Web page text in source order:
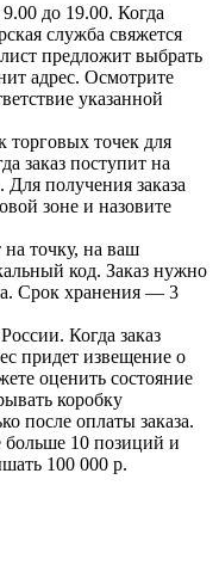
9.00 до 19.00. Когда
служба свяжется
предложит выбрать
адрес. Осмотрите
указанной
торговых точек для
заказ поступит на
получения заказа
зоне и назовите
на точку, на ваш
код. Заказ нужно
Срок хранения — 3
Когда заказ
придет извещение о
оценить состояние
коробку
после оплаты заказа.
больше 10 позиций и
100 000 р.